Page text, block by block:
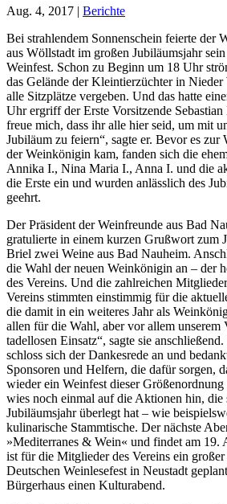
Aug. 4, 2017 | Berichte
Bei strahlendem Sonnenschein feierte der
aus Wöllstadt im großen Jubiläumsjahr
Weinfest. Schon zu Beginn um 18 Uhr
das Gelände der Kleintierzüchter in
alle Sitzplätze vergeben. Und das hatte
Uhr ergriff der Erste Vorsitzende
freue mich, dass ihr alle hier seid, um mit
Jubiläum zu feiern“, sagte er. Bevor es
der Weinkönigin kam, fanden sich die
Annika I., Nina Maria I., Anna I. und die
die Erste ein und wurden anlässlich des
geehrt.
Der Präsident der Weinfreunde aus Bad
gratulierte in einem kurzen Grußwort zum
Briel zwei Weine aus Bad Nauheim.
die Wahl der neuen Weinkönigin an – der
des Vereins. Und die zahlreichen
Vereins stimmten einstimmig für die
die damit in ein weiteres Jahr als
allen für die Wahl, aber vor allem unserem
tadellosen Einsatz“, sagte sie
schloss sich der Dankesrede an und
Sponsoren und Helfern, die dafür sorgen,
wieder ein Weinfest dieser
wies noch einmal auf die Aktionen hin, die
Jubiläumsjahr überlegt hat – wie
kulinarische Stammtische. Der nächste
»Mediterranes & Wein« und findet am 19.
ist für die Mitglieder des Vereins ein
Deutschen Weinlesefest in Neustadt
Bürgerhaus einen Kulturabend.